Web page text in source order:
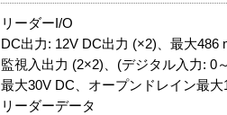
リーダーI/O
DC出力: 12V DC出力 (×2)、最大486
監視入出力 (2×2)、(デジタル入力: 0
最大30V DC、オープンドレイン最大
リーダーデータ